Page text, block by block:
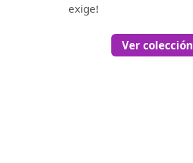
exige!
Ver colección